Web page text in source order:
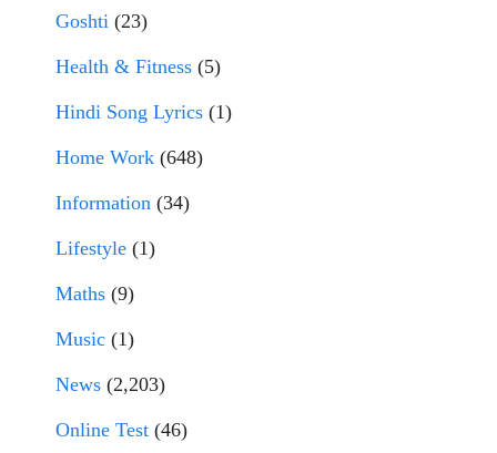
Goshti (23)
Health & Fitness (5)
Hindi Song Lyrics (1)
Home Work (648)
Information (34)
Lifestyle (1)
Maths (9)
Music (1)
News (2,203)
Online Test (46)